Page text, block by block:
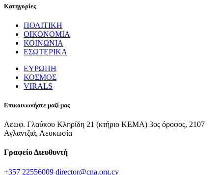
Κατηγορίες
ΠΟΛΙΤΙΚΗ
ΟΙΚΟΝΟΜΙΑ
ΚΟΙΝΩΝΙΑ
ΕΣΩΤΕΡΙΚΑ
ΕΥΡΩΠΗ
ΚΟΣΜΟΣ
VIRALS
Επικοινωνήστε μαζί μας
Λεωφ. Γλαύκου Κληρίδη 21 (κτήριο ΚΕΜΑ) 3ος όροφος, 2107
Αγλαντζιά, Λευκωσία
Γραφείο Διευθυντή
+357 22556009 director@cna.org.cy